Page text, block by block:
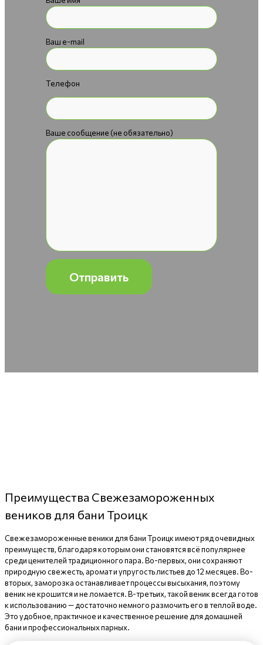
Ваш e-mail
Телефон
Ваше сообщение (не обязательно)
Преимущества Свежезамороженных
веников для бани Троицк
Свежезамороженные веники для бани Троицк имеют ряд очевидных
преимуществ, благодаря которым они становятся всё популярнее
среди ценителей традиционного пара. Во-первых, они сохраняют
природную свежесть, аромат и упругость листьев до 12 месяцев. Во-
вторых, заморозка останавливает процессы высыхания, поэтому
веник не крошится и не ломается. В-третьих, такой веник всегда готов
к использованию — достаточно немного размочить его в теплой воде.
Это удобное, практичное и качественное решение для домашней
бани и профессиональных парных.